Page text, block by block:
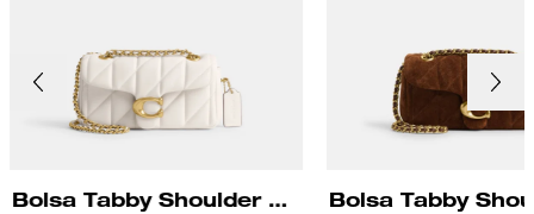
Bolsa Tabby Shoulder 20
Bolsa Tabby